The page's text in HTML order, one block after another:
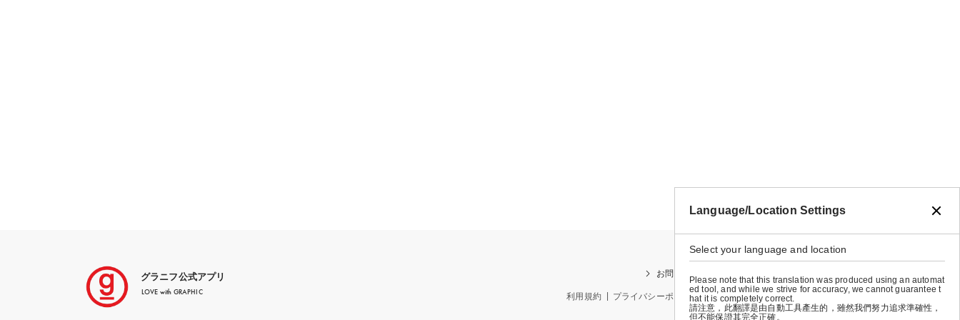
グラニフ公式アプリ
LOVE with GRAPHIC
お問い合わせ
利用規約 プライバシーポリシー 特定商取引法に基づく表示 会社概要
Language/Location Settings
Select your language and location
Please note that this translation was produced using an automat
ed tool, and while we strive for accuracy, we cannot guarantee t
hat it is completely correct.
請注意，此翻譯是由自動工具產生的，雖然我們努力追求準確性，
但不能保證其完全正確。